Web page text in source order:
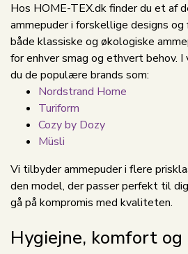
Hos HOME-TEX.dk finder du et af
ammepuder i forskellige designs og
både klassiske og økologiske
for enhver smag og ethvert behov.
du de populære brands som:
Nordstrand Home
Turiform
Cozy by Dozy
Müsli
Vi tilbyder ammepuder i flere
den model, der passer perfekt til
gå på kompromis med kvaliteten.
Hygiejne, komfort og